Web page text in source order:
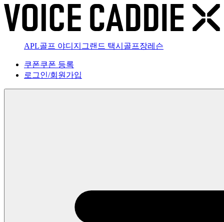
APL골프 야디지 그랜드 택시 골프장레슨
쿠폰쿠폰 등록
로그인/회원가입